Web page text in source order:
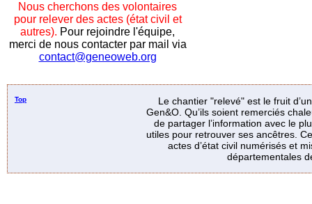
Nous cherchons des volontaires
pour relever des actes (état civil et
autres). Pour rejoindre l'équipe,
merci de nous contacter par mail via
contact@geneoweb.org
Top
Le chantier "relevé" est le fruit
Gen&O. Qu’ils soient remerciés
de partager l’information avec le
utiles pour retrouver ses ancêtres.
actes d’état civil numérisés et
départementales